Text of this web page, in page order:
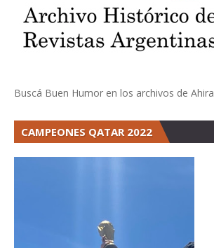
Buscá Buen Humor en los archivos de Ahira
CAMPEONES QATAR 2022